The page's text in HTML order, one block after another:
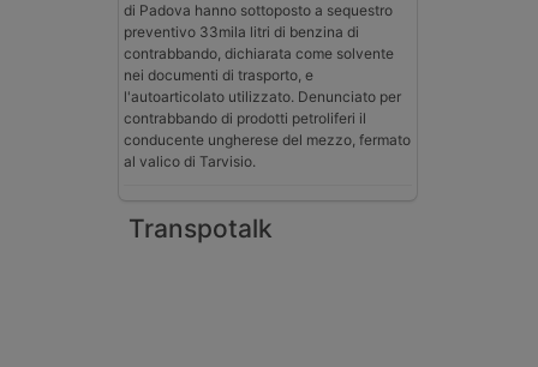
di Padova hanno sottoposto a sequestro
preventivo 33mila litri di benzina di
contrabbando, dichiarata come solvente
nei documenti di trasporto, e
l'autoarticolato utilizzato. Denunciato per
contrabbando di prodotti petroliferi il
conducente ungherese del mezzo, fermato
al valico di Tarvisio.
Transpotalk